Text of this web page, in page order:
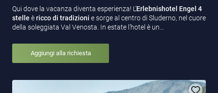
Qui dove la vacanza diventa esperienza! L’Erlebnishotel Engel 4
stelle èricco di tradizioni e sorge al centro di Sluderno, nel cuore
della soleggiata Val Venosta. In estate l’hotel è un…
Aggiungi alla richiesta